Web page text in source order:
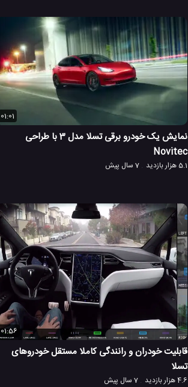
01:01
نمایش یک خودرو برقی تسلا مدل 3 با طراحی
Novitec
5.1 هزار بازدید 7 سال پیش
01:56
قابلیت خودران و رانندگی کاملا مستقل خودروهای
تسلا
4.6 هزار بازدید 7 سال پیش